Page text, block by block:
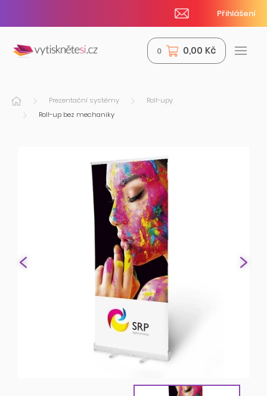
Přihlášení
0 0,00 Kč
Prezentační systémy
Roll-upy
Roll-up bez mechaniky